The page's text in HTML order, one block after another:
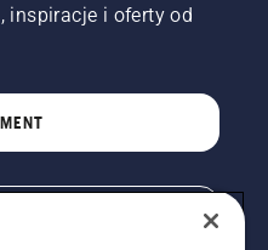
inspiracje i oferty od